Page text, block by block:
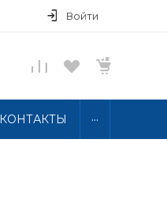
Войти
КОНТАКТЫ ...